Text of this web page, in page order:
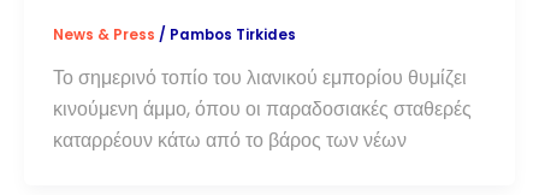
News & Press / Pambos Tirkides
Το σημερινό τοπίο του λιανικού εμπορίου θυμίζει
κινούμενη άμμο, όπου οι παραδοσιακές σταθερές
καταρρέουν κάτω από το βάρος των νέων